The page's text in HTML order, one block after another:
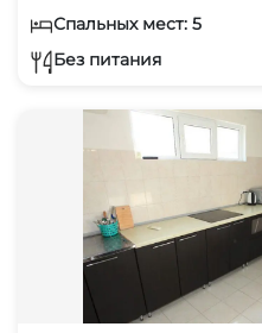
Спальных мест: 5
Без питания